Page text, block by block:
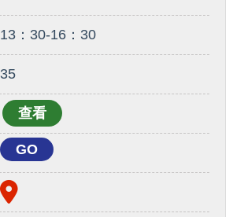
13：30-16：30
35
GO